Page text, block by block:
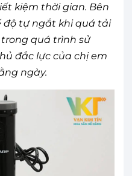
kiệm thời gian. Bên
độ tự ngắt khi quá tải
quá trình sử
đắc lực của chị em
ngày.